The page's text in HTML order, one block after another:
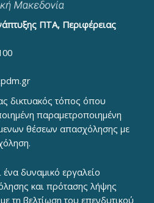
ΠΤΑ, Περιφέρειας
δικτυακός τόπος όπου
παραμετροποιημένη
θέσεων απασχόλησης με
δυναμικό εργαλείο
και πρότασης λήψης
τη βελτίωση του επενδυτικού